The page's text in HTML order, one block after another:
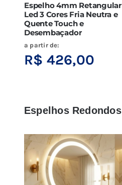
Espelho 4mm Retangular
Led 3 Cores Fria Neutra e
Quente Touch e
Desembaçador
a partir de:
R$ 426,00
Espelhos Redondos